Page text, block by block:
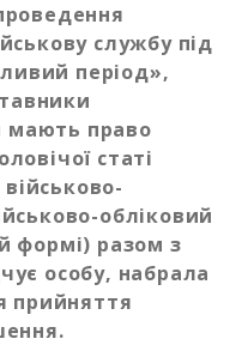
службу під
період»,
право
статі
обліковий
формі) разом з
особу, набрала
прийняття